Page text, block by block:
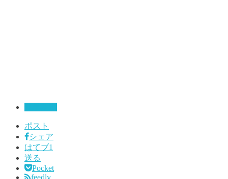
ポスト
シェア
はてブ1
送る
Pocket